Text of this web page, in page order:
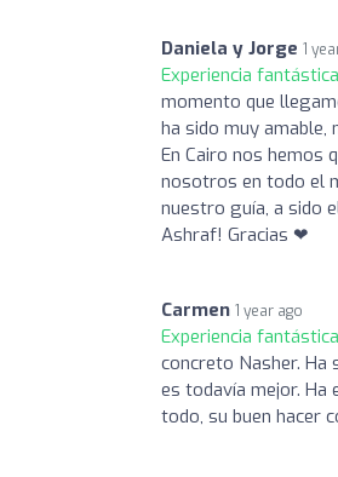
Daniela y Jorge 1
Experiencia
momento que
ha sido muy
En Cairo nos hemos
nosotros en todo el
nuestro guía, a sido
Ashraf! Gracias ❤
Carmen 1 year ago
Experiencia
concreto Nasher. Ha
es todavía mejor. Ha
todo, su buen hacer